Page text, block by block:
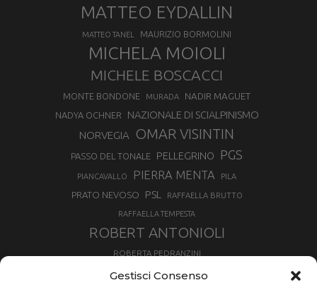
Gestisci Consenso
MATTEO EYDALLIN
MATTEO TANEL MAURIZIO BORMOLINI
MICHELA MOIOLI
MICHELE BOSCACCI
MONTE BONDONE MURADA NADIR MAGUET
NADYA OCHNER
NAZIONALE DI SCIALPINISMO
NORVEGIA
OMAR VISINTIN
PASSO DEL TONALE PELLEGRINO PGS
PIANCAVALLO PIERRA MENTA PILA
PRATO NEVOSO PSL RAFFAELLA BRUTTO
RAFFAELLA TEMPESTA
ROBERT ANTONIOLI
ROBERTA PEDRANZINI
ROLAND FISCHNALLER